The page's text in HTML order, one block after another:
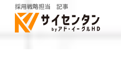
採用戦略担当 記事